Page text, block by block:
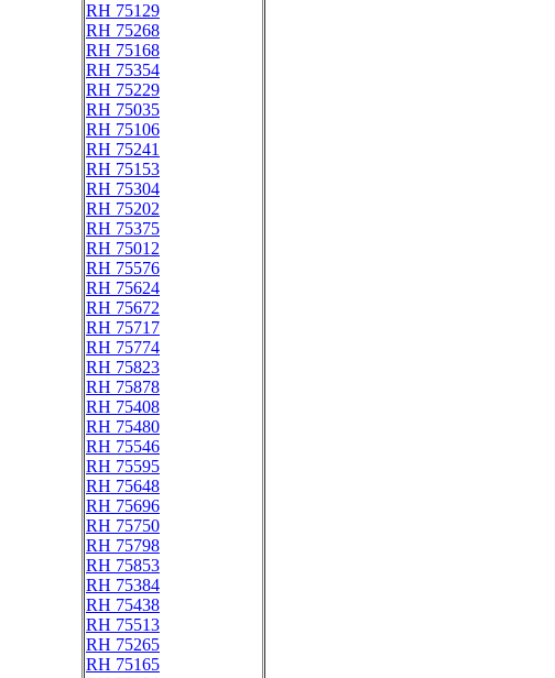
RH 75129
RH 75268
RH 75168
RH 75354
RH 75229
RH 75035
RH 75106
RH 75241
RH 75153
RH 75304
RH 75202
RH 75375
RH 75012
RH 75576
RH 75624
RH 75672
RH 75717
RH 75774
RH 75823
RH 75878
RH 75408
RH 75480
RH 75546
RH 75595
RH 75648
RH 75696
RH 75750
RH 75798
RH 75853
RH 75384
RH 75438
RH 75513
RH 75265
RH 75165